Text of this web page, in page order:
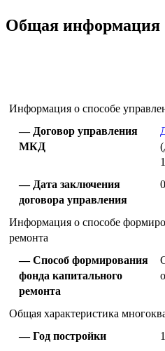
Общая информация
Информация о способе
Договор управления
МКД
Дата заключения
договора управления
Информация о способе
ремонта
Способ формирования
фонда капитального
ремонта
Общая характеристика
Год постройки